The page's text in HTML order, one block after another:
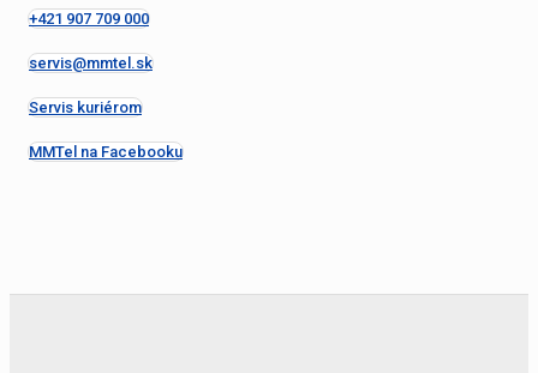
+421 907 709 000
servis@mmtel.sk
Servis kuriérom
MMTel na Facebooku